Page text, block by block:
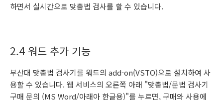
하면서 실시간으로 맞춤법 검사를 할 수 있습니다.
2.4 워드 추가 기능
부산대 맞춤법 검사기를 워드의 add-on(VSTO)으로 설치하여 사
용할 수 있습니다. 웹 서비스의 오른쪽 아래 "맞춤법/문법 검사기
구매 문의 (MS Word/아래아 한글용)"를 누르면, 구매와 사용에